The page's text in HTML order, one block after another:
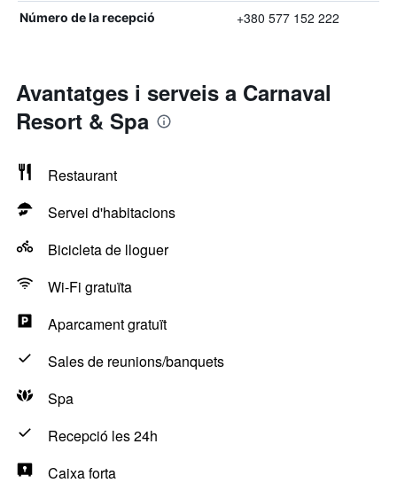
Número de la recepció +380 577 152 222
Avantatges i serveis a Carnaval
Resort & Spa
Restaurant
Servei d'habitacions
Bicicleta de lloguer
Wi-Fi gratuïta
Aparcament gratuït
Sales de reunions/banquets
Spa
Recepció les 24h
Caixa forta